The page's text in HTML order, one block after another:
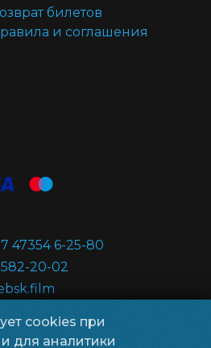
cookies при
для аналитики
билетов
и соглашения
47354 6-25-80
582-20-02
© 2026